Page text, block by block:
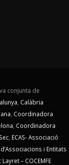
conjunta de
Calàbria
Coordinadora
Coordinadora
ECAS- Associació
i Entitats
– COCEMFE